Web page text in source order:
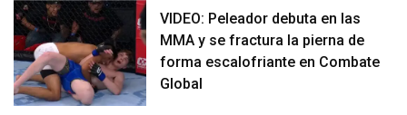
VIDEO: Peleador debuta en las
MMA y se fractura la pierna de
forma escalofriante en Combate
Global